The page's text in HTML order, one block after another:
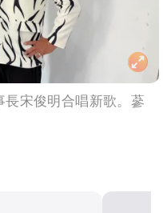
宋俊明合唱新歌。蔘